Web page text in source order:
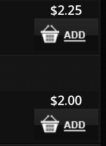
$2.25
$2.00